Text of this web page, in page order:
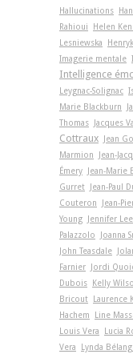
Hallucinations
Rahioui
Helen
Lesniewska
Imagerie mentale
Intelligence
Leygnac-Solignac
Marie Blackburn
Thomas Jacques
Cottraux Jean
Marmion
Jean-
Émery Jean-Marie
Gurret Jean-Paul
Couteron
Jean-
Young Jennifer Lee
Palazzolo
Joanna
John Teasdale
Farnier Jordi
Dubois Kelly
Bricout Laurence
Hachem
Line
Louis Vera
Lucia
Vera
Lynda